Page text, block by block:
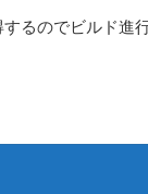
るのでビルド進